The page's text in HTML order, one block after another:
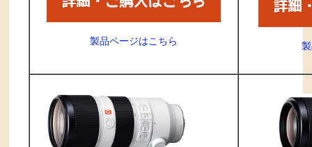
製品ページはこちら